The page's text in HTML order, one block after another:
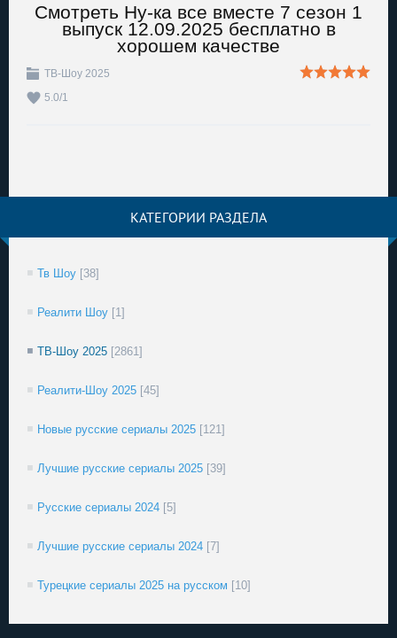
Смотреть Ну-ка все вместе 7 сезон 1
выпуск 12.09.2025 бесплатно в
хорошем качестве
ТВ-Шоу 2025
5.0/1
КАТЕГОРИИ РАЗДЕЛА
Тв Шоу [38]
Реалити Шоу [1]
ТВ-Шоу 2025 [2861]
Реалити-Шоу 2025 [45]
Новые русские сериалы 2025 [121]
Лучшие русские сериалы 2025 [39]
Русские сериалы 2024 [5]
Лучшие русские сериалы 2024 [7]
Турецкие сериалы 2025 на русском [10]